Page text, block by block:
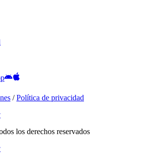
/Política de privacidad
los derechos reservados